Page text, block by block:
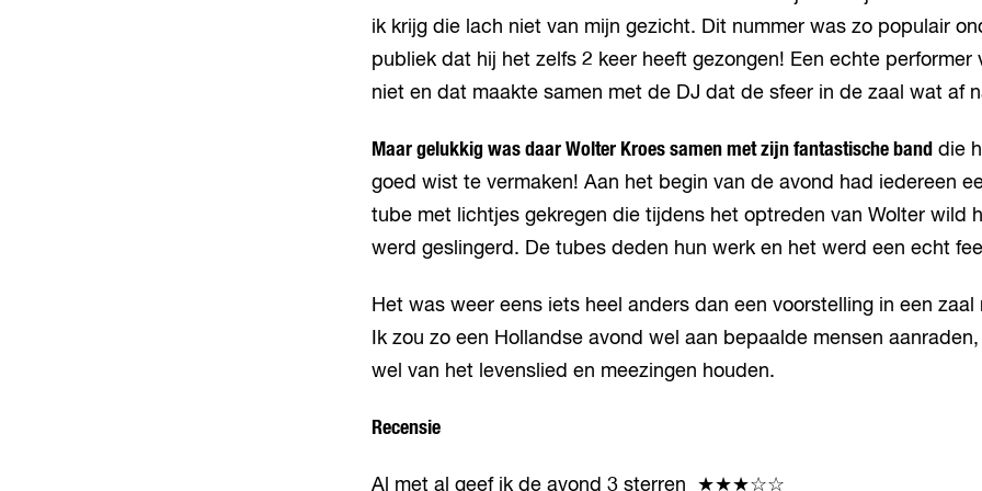
ik krijg die lach niet van mijn gezicht. Dit nummer was zo populair
publiek dat hij het zelfs 2 keer heeft gezongen! Een echte performer
niet en dat maakte samen met de DJ dat de sfeer in de zaal wat af
Maar gelukkig was daar Wolter Kroes samen met zijn fantastische band die
goed wist te vermaken! Aan het begin van de avond had iedereen
tube met lichtjes gekregen die tijdens het optreden van Wolter wild
werd geslingerd. De tubes deden hun werk en het werd een echt
Het was weer eens iets heel anders dan een voorstelling in een zaal
Ik zou zo een Hollandse avond wel aan bepaalde mensen
wel van het levenslied en meezingen houden.
Recensie
Al met al geef ik de avond 3 sterren ★★★☆☆